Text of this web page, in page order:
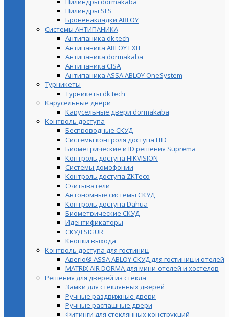
Цилиндры SLS
Броненакладки ABLOY
Системы АНТИПАНИКА
Антипаника dk tech
Антипаника ABLOY EXIT
Антипаника dormakaba
Антипаника СISA
Антипаника ASSA ABLOY OneSystem
Турникеты
Турникеты dk tech
Карусельные двери
Карусельные двери dormakaba
Контроль доступа
Беспроводные СКУД
Системы контроля доступа HID
Биометрические и ID решения Suprema
Контроль доступа HIKVISION
Системы домофонии
Контроль доступа ZKTeco
Считыватели
Автономные системы СКУД
Контроль доступа Dahua
Биометрические СКУД
Идентификаторы
СКУД SIGUR
Кнопки выхода
Контроль доступа для гостиниц
Aperio® ASSA ABLOY СКУД для гостиниц и отелей
MATRIX AIR DORMA для мини-отелей и хостелов
Решения для дверей из стекла
Замки для стеклянных дверей
Ручные раздвижные двери
Ручные распашные двери
Фитинги для стеклянных конструкций